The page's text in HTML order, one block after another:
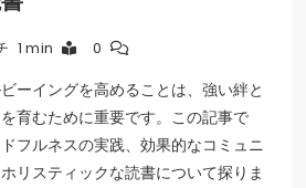
1 min 0
ーイングを高めることは、強い絆と
育むために重要です。この記事で
フルネスの実践、効果的なコミュニ
リスティックな読書について探りま